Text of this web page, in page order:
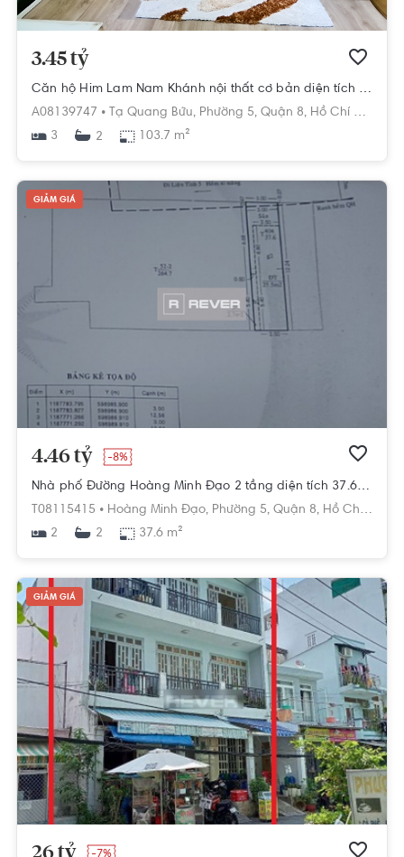
3.45 tỷ
Căn hộ Him Lam Nam Khánh nội thất cơ bản diện tích 103.7m².
A08139747 • Tạ Quang Bửu, Phường 5, Quận 8, Hồ Chí Minh
3
2 103.7 m²
GIẢM GIÁ
4.46 tỷ -8%
Nhà phố Đường Hoàng Minh Đạo 2 tầng diện tích 37.6m² cửa hướng bắc pháp lý sổ hồng
T08115415 • Hoàng Minh Đạo, Phường 5, Quận 8, Hồ Chí Minh
2
2 37.6 m²
GIẢM GIÁ
-7%